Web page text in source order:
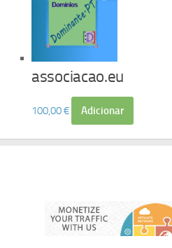
associacao.eu
100,00€ Adicionar